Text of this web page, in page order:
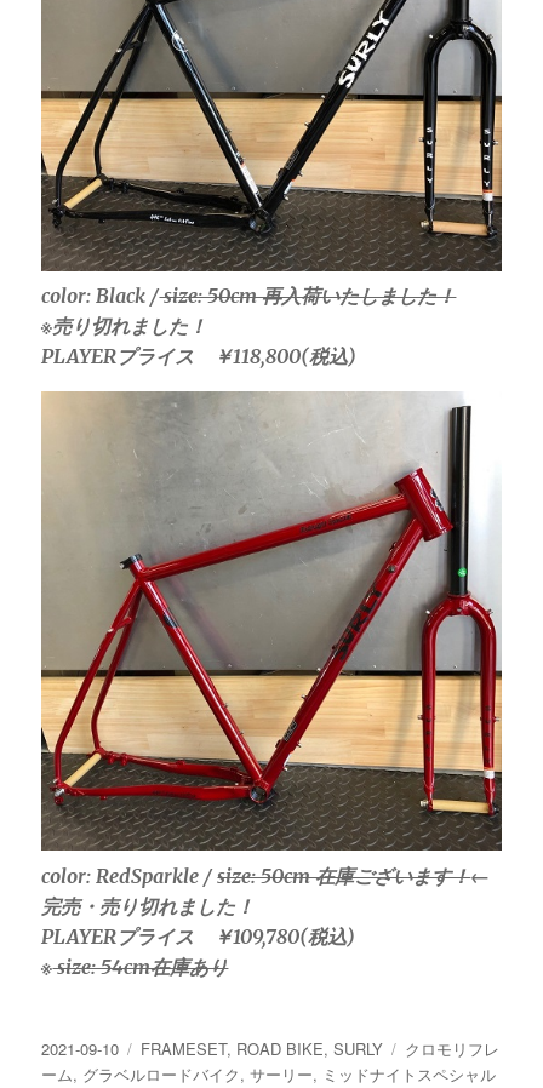
color: Black /size: 50cm 再入荷いたしました！
※売り切れました！
PLAYERプライス ￥118,800(税込)
color: RedSparkle /size: 50cm 在庫ございます！←
完売・売り切れました！
PLAYERプライス ￥109,780(税込)
※size: 54cm在庫あり
投
稿
2021-09-10
カ
テ
FRAMESET, ROAD BIKE,SURLY
タ
グ
クロモリフレ
ーム, グラベルロードバイク,サーリー, ミッドナイトスペシャル